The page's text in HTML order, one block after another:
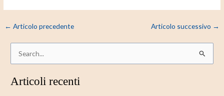
← Articolo precedente Articolo successivo →
rArticoli recenti